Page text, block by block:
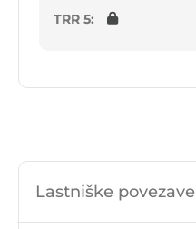
TRR 5:
Lastniške povezave